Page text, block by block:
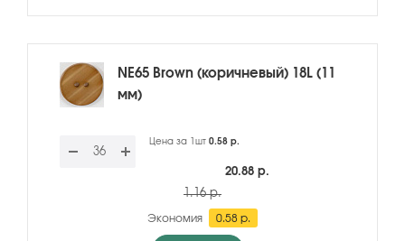
NE65 Brown (коричневый) 18L (11
мм)
Цена за 1шт 0.58 р.
20.88 р.
1.16 р.
Экономия 0.58 р.